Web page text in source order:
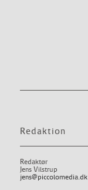
Redaktion
Redaktør
Jens Vilstrup
jens@piccolomedia.dk